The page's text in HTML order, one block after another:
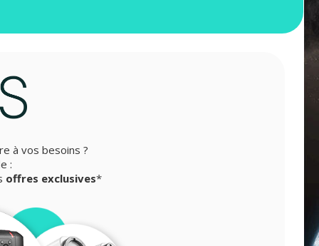
à vos besoins ?
:
offres exclusives*